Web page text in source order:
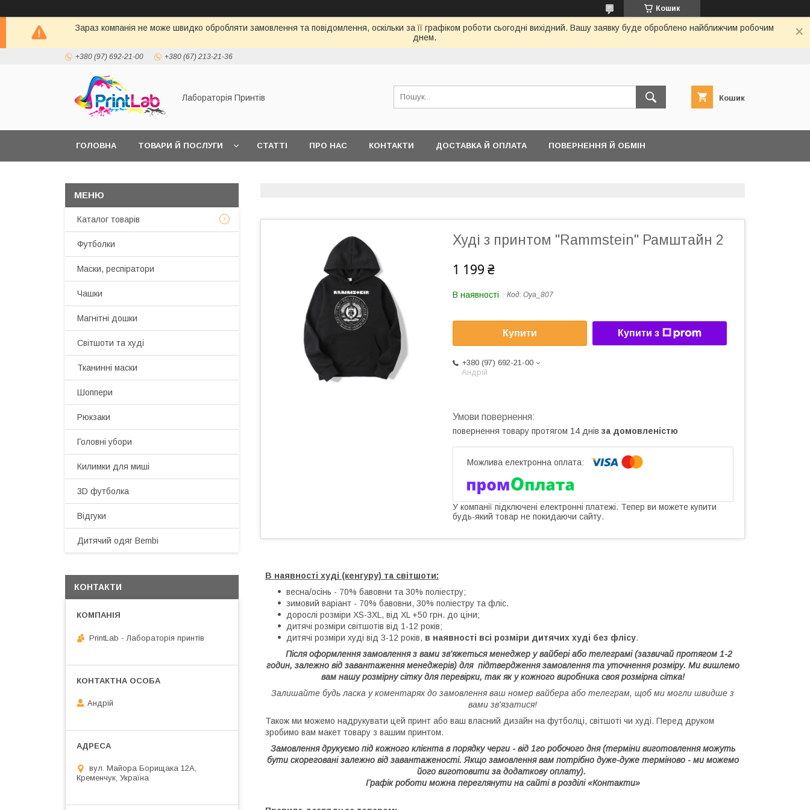
Кошик
Зараз компанія не може швидко обробляти замовлення та повідомлення, оскільки за її графіком роботи сьогодні вихідний. Вашу заявку буде оброблено найближчим робочим
днем.
+380 (97) 692-21-00 +380 (67) 213-21-36
Лабораторія Принтів Кошик
ГОЛОВНА ТОВАРИ Й ПОСЛУГИ СТАТТІ ПРО НАС КОНТАКТИ ДОСТАВКА Й ОПЛАТА ПОВЕРНЕННЯ Й ОБМІН
Худі з принтом "Rammstein" Рамштайн 2
1 199 ₴
В наявності Код: Oya_807
Купити Купити з
+380 (97) 692-21-00
Андрій
повернення товару протягом 14 днів за домовленістю
У компанії підключені електронні платежі. Тепер ви можете купити
будь-який товар не покидаючи сайту.
В наявності худі (кенгуру) та світшоти:
весна/осінь - 70% бавовни та 30% поліестру;
зимовий варіант - 70% бавовни, 30% поліестру та фліс.
дорослі розміри XS-3XL, від XL +50 грн. до ціни;
дитячі розміри світшотів від 1-12 років;
дитячі розміри худі від 3-12 років, в наявності всі розміри дитячих худі без флісу.
Після оформлення замовлення з вами зв’яжеться менеджер у вайбері або телеграмі (зазвичай протягом 1-2
годин, залежно від завантаження менеджерів) для підтвердження замовлення та уточнення розміру. Ми вишлемо
вам нашу розмірну сітку для перевірки, так як у кожного виробника своя розмірна сітка!
Залишайте будь ласка у коментарях до замовлення ваш номер вайбера або телеграм, щоб ми могли швидше з
вами зв'язатися!
Також ми можемо надрукувати цей принт або ваш власний дизайн на футболці, світшоті чи худі. Перед друком
зробимо вам макет товару з вашим принтом.
Замовлення друкуємо під кожного клієнта в порядку черги - від 1го робочого дня (терміни виготовлення можуть
бути скореговані залежно від завантаженості. Якщо замовлення вам потрібно дуже-дуже терміново - ми можемо
його виготовити за додаткову оплату).
Графік роботи можна переглянути на сайті в розділі «Контакти»
Каталог товарів
Футболки
Маски, респіратори
Чашки
Магнітні дошки
Світшоти та худі
Тканинні маски
Шоппери
Рюкзаки
Головні убори
Килимки для миші
3D футболка
Відгуки
Дитячий одяг Bembi
КОНТАКТИ
PrintLab - Лабораторія принтів
Андрій
вул. Майора Борищака 12А,
Кременчук, Україна